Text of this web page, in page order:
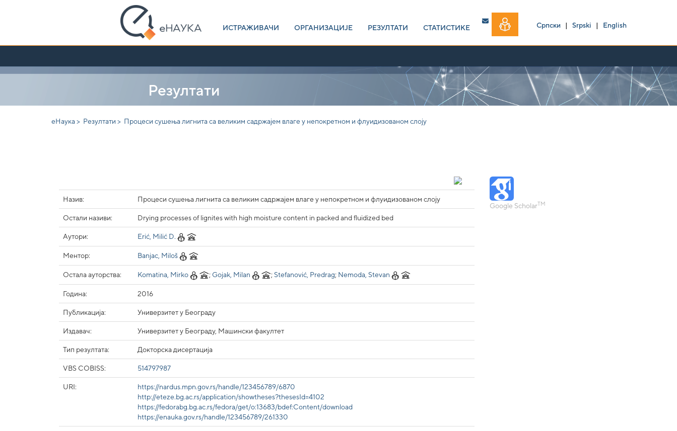
ИСТРАЖИВАЧИ
ОРГАНИЗАЦИЈЕ РЕЗУЛТАТИ СТАТИСТИКЕ Српски |Srpski | English
Резултати
еНаука > Резултати > Процеси сушења лигнита са великим садржајем влаге у непокретном и флуидизованом слоју
Назив: Процеси сушења лигнита са великим садржајем влаге у непокретном и флуидизованом слоју
Остали називи: Drying processes of lignites with high moisture content in packed and fluidized bed
Аутори: Erić, Milić D.
Ментор: Banjac, Miloš
Остала ауторства: Komatina, Mirko ; Gojak, Milan ;Stefanović, Predrag; Nemoda, Stevan
Година: 2016
Публикација: Универзитет у Београду
Издавач: Универзитет у Београду, Машински факултет
Тип резултата: Докторска дисертација
VBS COBISS: 514797987
URI:
https://nardus.mpn.gov.rs/handle/123456789/6870
http://eteze.bg.ac.rs/application/showtheses?thesesId=4102
https://fedorabg.bg.ac.rs/fedora/get/o:13683/bdef:Content/download
https://enauka.gov.rs/handle/123456789/261330
Google ScholarTM